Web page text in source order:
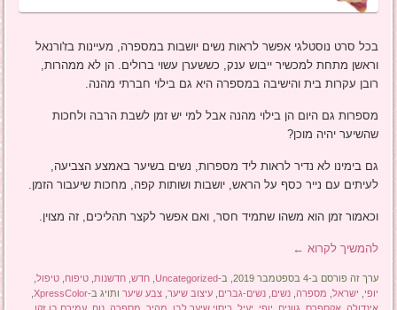
בכל סרט נוסטלגי אפשר לראות נשים יושבות במספרה, מעיינות בז'ורנאל
וראשן מתחת למכשיר ייבוש ענק, כששערן עשוי ברולים. הן לא ממהרות,
רובן עקרות בית והישיבה במספרה היא גם בילוי חברתי מהנה.
מספרות גם היום הן בילוי מהנה אבל למי יש זמן לשבת הרבה ולחכות
שהשיער יהיה מוכן?
גם בימינו לא נדיר לראות ליד מספרות, נשים בשיער באמצע הצביעה,
לעיתים עם נייר כסף על הראש, יושבות ושותות קפה, מחכות שיעבור הזמן.
וכאמור זמן הוא משהו שתמיד חסר, ואם אפשר לקצר תהליכים, זה מצוין.
להמשיך לקרוא ←
ערך זה פורסם ב-4 בספטמבר 2019, ב- Uncategorized
,חדש ,חדשנות ,טיפוח ,טיפול
יופי
ישראל מספרה ,נשים ,נשים-גברים ,עיצוב שיער ,צבע שיער ותויג ב-XpressColor